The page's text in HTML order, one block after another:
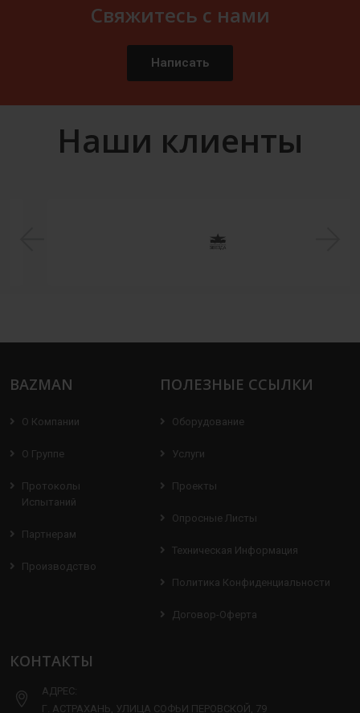
Свяжитесь с нами
Написать
Наши клиенты
BAZMAN
О Компании
О Группе
Протоколы
Испытаний
Партнерам
Производство
ПОЛЕЗНЫЕ ССЫЛКИ
Оборудование
Услуги
Проекты
Опросные Листы
Техническая Информация
Политика Конфиденциальности
Договор-Оферта
КОНТАКТЫ
АДРЕС:
Г. АСТРАХАНЬ, УЛИЦА СОФЬИ ПЕРОВСКОЙ, 79